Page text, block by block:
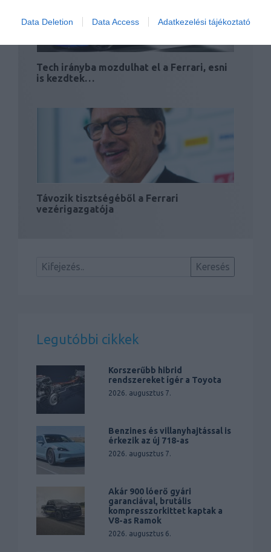
Data Deletion Data Access Adatkezelési tájékoztató
Tech irányba mozdulhat el a Ferrari, esni
is kezdtek…
Távozik tisztségéből a Ferrari
vezérigazgatója
Legutóbbi cikkek
Korszerűbb hibrid
rendszereket ígér a Toyota
2026. augusztus 7.
Benzines és villanyhajtással is
érkezik az új 718-as
2026. augusztus 7.
Akár 900 lóerő gyári
garanciával, brutális
kompresszorkittet kaptak a
V8-as Ramok
2026. augusztus 6.